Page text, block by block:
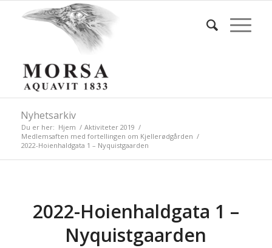
Nyhetsarkiv
Du er her: Hjem / Aktiviteter 2019 /
Medlemsaften med fortellingen om Kjellerødgården /
2022-Hoienhaldgata 1 – Nyquistgaarden
2022-Hoienhaldgata 1 –
Nyquistgaarden